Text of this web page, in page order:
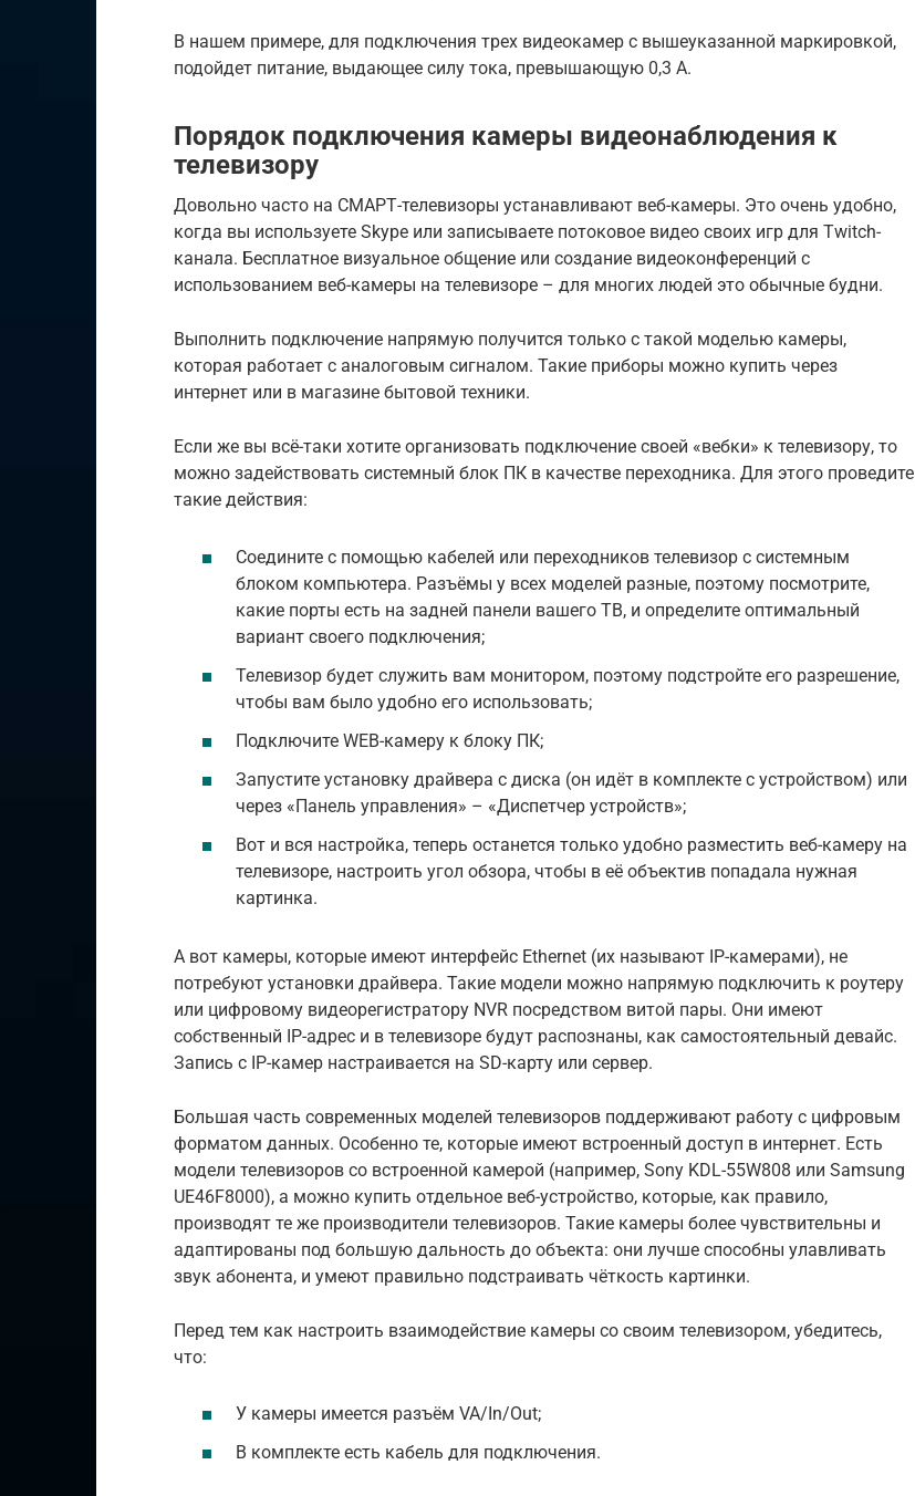
В нашем примере, для подключения трех видеокамер с вышеуказанной маркировкой,
подойдет питание, выдающее силу тока, превышающую 0,3 А.
Порядок подключения камеры видеонаблюдения к
телевизору
Довольно часто на СМАРТ-телевизоры устанавливают веб-камеры. Это очень удобно,
когда вы используете Skype или записываете потоковое видео своих игр для Twitch-
канала. Бесплатное визуальное общение или создание видеоконференций с
использованием веб-камеры на телевизоре – для многих людей это обычные будни.
Выполнить подключение напрямую получится только с такой моделью камеры,
которая работает с аналоговым сигналом. Такие приборы можно купить через
интернет или в магазине бытовой техники.
Если же вы всё-таки хотите организовать подключение своей «вебки» к телевизору, то
можно задействовать системный блок ПК в качестве переходника. Для этого проведите
такие действия:
Соедините с помощью кабелей или переходников телевизор с системным
блоком компьютера. Разъёмы у всех моделей разные, поэтому посмотрите,
какие порты есть на задней панели вашего ТВ, и определите оптимальный
вариант своего подключения;
Телевизор будет служить вам монитором, поэтому подстройте его разрешение,
чтобы вам было удобно его использовать;
Подключите WEB-камеру к блоку ПК;
Запустите установку драйвера с диска (он идёт в комплекте с устройством) или
через «Панель управления» – «Диспетчер устройств»;
Вот и вся настройка, теперь останется только удобно разместить веб-камеру на
телевизоре, настроить угол обзора, чтобы в её объектив попадала нужная
картинка.
А вот камеры, которые имеют интерфейс Ethernet (их называют IP-камерами), не
потребуют установки драйвера. Такие модели можно напрямую подключить к роутеру
или цифровому видеорегистратору NVR посредством витой пары. Они имеют
собственный IP-адрес и в телевизоре будут распознаны, как самостоятельный девайс.
Запись с IP-камер настраивается на SD-карту или сервер.
Большая часть современных моделей телевизоров поддерживают работу с цифровым
форматом данных. Особенно те, которые имеют встроенный доступ в интернет. Есть
модели телевизоров со встроенной камерой (например, Sony KDL-55W808 или Samsung
UE46F8000), а можно купить отдельное веб-устройство, которые, как правило,
производят те же производители телевизоров. Такие камеры более чувствительны и
адаптированы под большую дальность до объекта: они лучше способны улавливать
звук абонента, и умеют правильно подстраивать чёткость картинки.
Перед тем как настроить взаимодействие камеры со своим телевизором, убедитесь,
что:
У камеры имеется разъём VA/In/Out;
В комплекте есть кабель для подключения.